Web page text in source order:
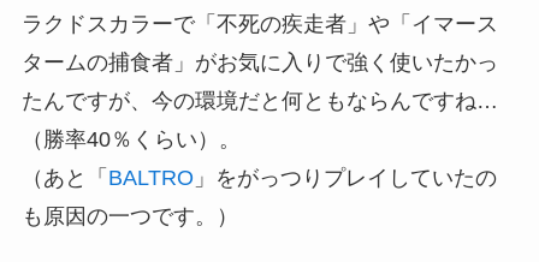
ラクドスカラーで「不死の疾走者」や「イマース
タームの捕食者」がお気に入りで強く使いたかっ
たんですが、今の環境だと何ともならんですね…
（勝率40％くらい）。
（あと「 BALTRO 」をがっつりプレイしていたの
も原因の一つです。）